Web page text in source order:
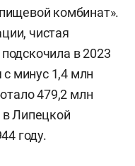
комбинат».
чистая
в 2023
с минус 1,4 млн
479,2 млн
в Липецкой
году.